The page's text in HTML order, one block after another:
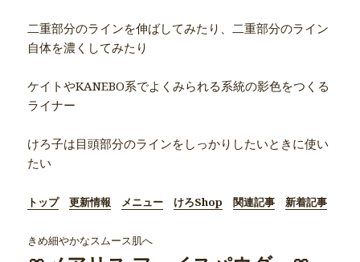
二重部分のラインを伸ばしてみたり、二重部分のライン
自体を濃くしてみたり
ケイトやKANEBO系でよくみられる系統の影色をつくる
ライナー
けろ子は目頭部分のラインをしっかりしたいときに使い
たい
トップ 更新情報 メニュー けろShop 関連記事 新着記事
きめ細やかなスムース肌へ